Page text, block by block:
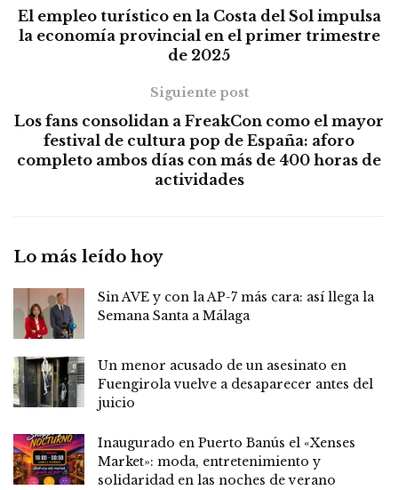
El empleo turístico en la Costa del Sol impulsa
la economía provincial en el primer trimestre
de 2025
Siguiente post
Los fans consolidan a FreakCon como el mayor
festival de cultura pop de España: aforo
completo ambos días con más de 400 horas de
actividades
Lo más leído hoy
Sin AVE y con la AP-7 más cara: así llega la
Semana Santa a Málaga
Un menor acusado de un asesinato en
Fuengirola vuelve a desaparecer antes del
juicio
Inaugurado en Puerto Banús el «Xenses
Market»: moda, entretenimiento y
solidaridad en las noches de verano